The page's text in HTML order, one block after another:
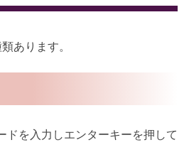
あります。
ドを入力しエンターキーを押して